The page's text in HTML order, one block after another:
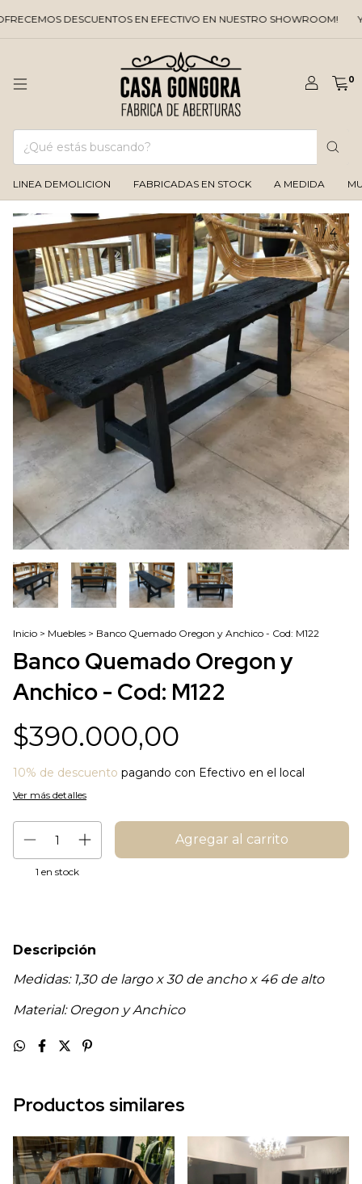
DESCUENTOS EN EFECTIVO EN NUESTRO SHOWROOM! Y LA
0
LINEA DEMOLICION FABRICADAS EN STOCK A MEDIDA
1/4
Inicio > Muebles > Banco Quemado Oregon y Anchico - Cod: M122
Banco Quemado Oregon y
Anchico - Cod: M122
$390.000,00
10% de descuento pagando con Efectivo en el local
Ver más detalles
1 en stock
Descripción
Medidas: 1,30 de largo x 30 de ancho x 46 de alto
Material: Oregon y Anchico
Productos similares